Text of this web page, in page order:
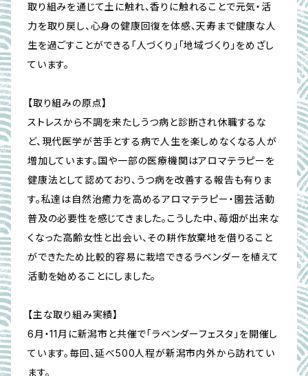
取り組みを通じて土に触れ、香りに触れることで元気・活
力を取り戻し、心身の健康回復を体感、天寿まで健康な人
生を過ごすことができる「人づくり」「地域づくり」をめざし
ています。
【取り組みの原点】
ストレスから不調を来たしうつ病と診断され休職するな
ど、現代医学が苦手とする病で人生を楽しめなくなる人が
増加しています。国や一部の医療機関はアロマテラピーを
健康法として認めており、うつ病を改善する報告も有りま
す。私達は自然治癒力を高めるアロマテラピー・園芸活動
普及の必要性を感じてきました。こうした中、苺畑が出来な
くなった高齢女性と出会い、その耕作放棄地を借りること
ができたため比較的容易に栽培できるラベンダーを植えて
活動を始めることにしました。
【主な取り組み実績】
6月・11月に新潟市と共催で「ラベンダーフェスタ」を開催し
ています。毎回、延べ500人程が新潟市内外から訪れてい
ます。